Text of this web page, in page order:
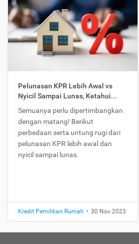
Pelunasan KPR Lebih Awal vs
Nyicil Sampai Lunas, Ketahui...
Semuanya perlu dipertimbangkan
dengan matang! Berikut
perbedaan serta untung rugi dari
pelunasan KPR lebih awal dan
nyicil sampai lunas.
Kredit Pemilikan Rumah • 30 Nov 2023